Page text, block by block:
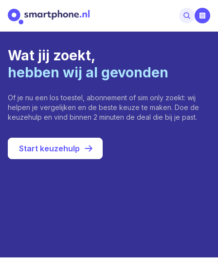
Wat jij zoekt,
hebben wij al gevonden
Of je nu een los toestel, abonnement of sim only zoekt: wij
helpen je vergelijken en de beste keuze te maken. Doe de
keuzehulp en vind binnen 2 minuten de deal die bij je past.
Start keuzehulp